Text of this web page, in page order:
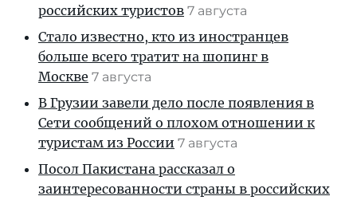
российских туристов 7 августа
Стало известно, кто из иностранцев
больше всего тратит на шопинг в
Москве 7 августа
В Грузии завели дело после появления в
Сети сообщений о плохом отношении к
туристам из России 7 августа
Посол Пакистана рассказал о
заинтересованности страны в российских